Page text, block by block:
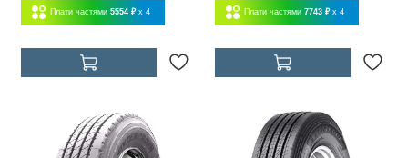
Плати частями 5554 ₽ x 4 Плати частями 7743 ₽ x 4